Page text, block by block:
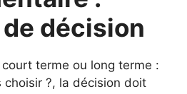
décision
terme ou long terme :
choisir ?, la décision doit